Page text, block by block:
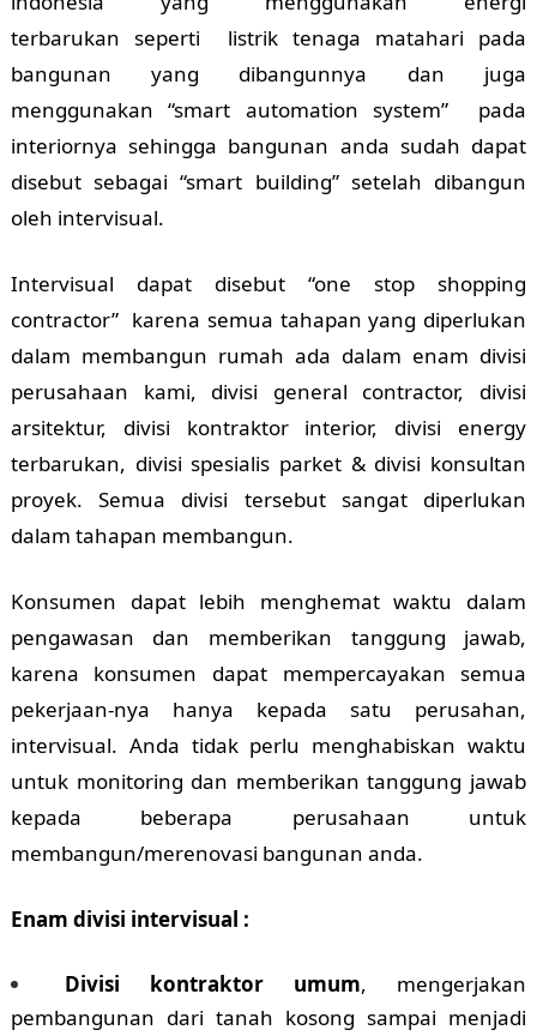
terbarukan seperti listrik tenaga matahari pada
bangunan yang dibangunnya dan juga
menggunakan “smart automation system” pada
interiornya sehingga bangunan anda sudah dapat
disebut sebagai “smart building” setelah dibangun
oleh intervisual.
Intervisual dapat disebut “one stop shopping
contractor” karena semua tahapan yang diperlukan
dalam membangun rumah ada dalam enam divisi
perusahaan kami, divisi general contractor, divisi
arsitektur, divisi kontraktor interior, divisi energy
terbarukan, divisi spesialis parket & divisi konsultan
proyek. Semua divisi tersebut sangat diperlukan
dalam tahapan membangun.
Konsumen dapat lebih menghemat waktu dalam
pengawasan dan memberikan tanggung jawab,
karena konsumen dapat mempercayakan semua
pekerjaan-nya hanya kepada satu perusahan,
intervisual. Anda tidak perlu menghabiskan waktu
untuk monitoring dan memberikan tanggung jawab
kepada beberapa perusahaan untuk
membangun/merenovasi bangunan anda.
Enam divisi intervisual :
Divisi kontraktor umum, mengerjakan
pembangunan dari tanah kosong sampai menjadi